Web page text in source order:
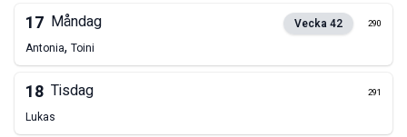
17 Måndag Vecka42 290
Antonia, Toini
18 Tisdag 291
Lukas